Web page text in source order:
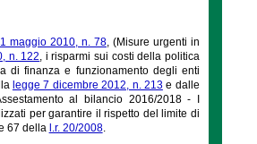
maggio 2010, n. 78, (Misure urgenti in
n. 122, i risparmi sui costi della politica
di finanza e funzionamento degli enti
legge 7 dicembre 2012, n. 213e dalle
al bilancio 2016/2018 - I
per garantire il rispetto del limite di
67 della l.r. 20/2008.